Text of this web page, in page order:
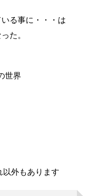
る事に・・・ は
た 。
世界
以外もあります